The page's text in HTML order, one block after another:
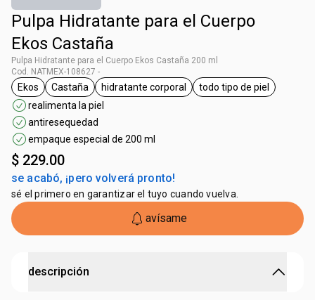
Pulpa Hidratante para el Cuerpo
Ekos Castaña
Pulpa Hidratante para el Cuerpo Ekos Castaña 200 ml
Cod. NATMEX-108627 -
etiqueta Ekos
Ekos
etiqueta Castaña
Castaña
etiqueta hidratante corporal
hidratante corporal
etiqueta todo tipo
todo tipo de piel
realimenta la piel
antiresequedad
empaque especial de 200 ml
$ 229.00
se acabó, ¡pero volverá pronto!
sé el primero en garantizar el tuyo cuando vuelva.
avísame
descripción